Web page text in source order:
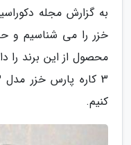
به گزارش مجله
خزر را می شناسیم و
محصول از این برند را
کنیم.